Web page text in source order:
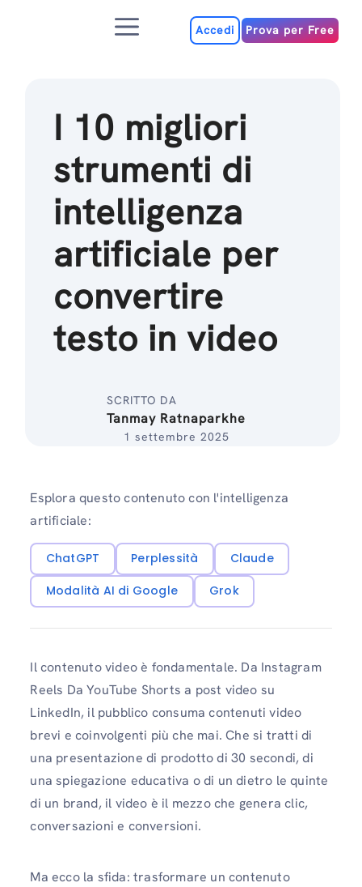
MenuAccedi Prova per Free
I 10 migliori
strumenti di
intelligenza
artificiale per
convertire
testo in video
SCRITTO DA
Tanmay Ratnaparkhe
1 settembre 2025
Esplora questo contenuto con l'intelligenza
artificiale:
ChatGPT Perplessità
Claude
Modalità AI di Google
Grok
Il contenuto video è fondamentale. Da Instagram
Reels Da YouTube Shorts a post video su
LinkedIn, il pubblico consuma contenuti video
brevi e coinvolgenti più che mai. Che si tratti di
una presentazione di prodotto di 30 secondi, di
una spiegazione educativa o di un dietro le quinte
di un brand, il video è il mezzo che genera clic,
conversazioni e conversioni.
Ma ecco la sfida: trasformare un contenuto